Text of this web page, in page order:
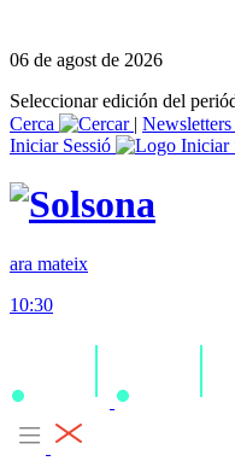
06 de agost de 2026
Seleccionar edición del
Cerca
| Newsletters
Iniciar Sessió
ara mateix
10:30